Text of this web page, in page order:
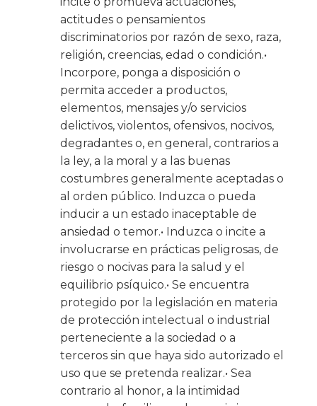
actitudes o pensamientos
discriminatorios por razón de sexo, raza,
religión, creencias, edad o condición.•
Incorpore, ponga a disposición o
permita acceder a productos,
elementos, mensajes y/o servicios
delictivos, violentos, ofensivos, nocivos,
degradantes o, en general, contrarios a
la ley, a la moral y a las buenas
costumbres generalmente aceptadas o
al orden público. Induzca o pueda
inducir a un estado inaceptable de
ansiedad o temor.• Induzca o incite a
involucrarse en prácticas peligrosas, de
riesgo o nocivas para la salud y el
equilibrio psíquico.• Se encuentra
protegido por la legislación en materia
de protección intelectual o industrial
perteneciente a la sociedad o a
terceros sin que haya sido autorizado el
uso que se pretenda realizar.• Sea
contrario al honor, a la intimidad